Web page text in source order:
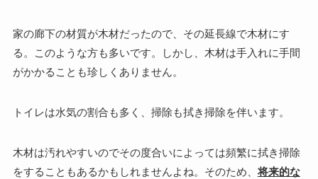
家の廊下の材質が木材だったので、その延長線で木材にす
る。このような方も多いです。しかし、木材は手入れに手間
がかかることも珍しくありません。
トイレは水気の割合も多く、掃除も拭き掃除を伴います。
木材は汚れやすいのでその度合いによっては頻繁に拭き掃除
をすることもあるかもしれませんよね。そのため、将来的な